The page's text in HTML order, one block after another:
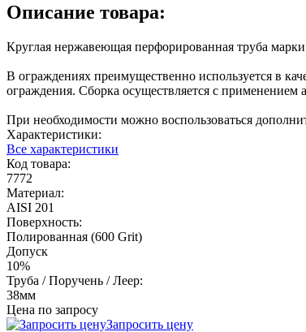
Описание товара:
Круглая нержавеющая перфорированная труба
В ограждениях преимущественно используется в
ограждения. Сборка осуществляется с применением
При необходимости можно воспользоваться
Характеристики:
Все характеристики
Код товара:
7772
Материал:
AISI 201
Поверхность:
Полированная (600 Grit)
Допуск
10%
Труба / Поручень / Леер:
38мм
Цена по запросу
Запросить цену